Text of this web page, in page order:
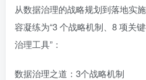
从数据治理的战略规划到落地实
容凝练为“3 个战略机制、8 项关
治理工具”：
数据治理之道：3个战略机制